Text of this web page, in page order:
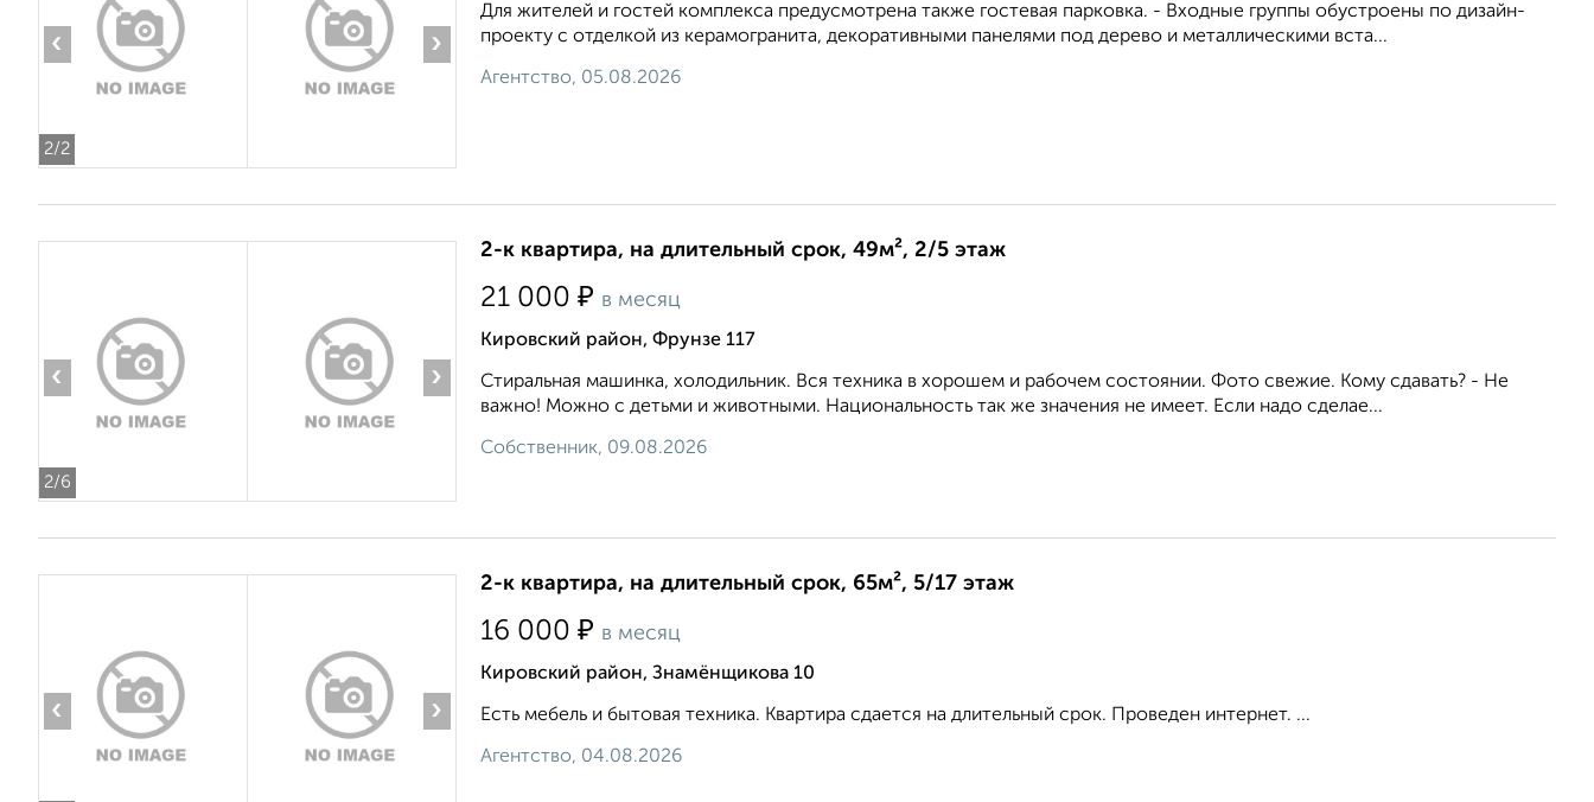
2/2
‹ ›
Для жителей и гостей комплекса предусмотрена также гостевая парковка. - Входные группы обустроены по дизайн-
проекту с отделкой из керамогранита, декоративными панелями под дерево и металлическими вста...
Агентство, 05.08.2026
2/6
‹ ›
2-к квартира, на длительный срок, 49м², 2/5 этаж
21 000 ₽ в месяц
Кировский район, Фрунзе 117
Стиральная машинка, холодильник. Вся техника в хорошем и рабочем состоянии. Фото свежие. Кому сдавать? - Не
важно! Можно с детьми и животными. Национальность так же значения не имеет. Если надо сделае...
Собственник, 09.08.2026
‹ ›
2-к квартира, на длительный срок, 65м², 5/17 этаж
16 000 ₽ в месяц
Кировский район, Знамёнщикова 10
Есть мебель и бытовая техника. Квартира сдается на длительный срок. Проведен интернет. ...
Агентство, 04.08.2026